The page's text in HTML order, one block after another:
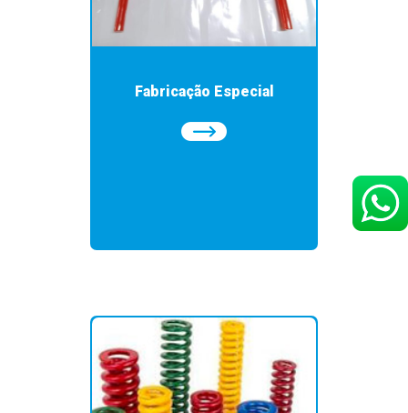
Fabricação Especial